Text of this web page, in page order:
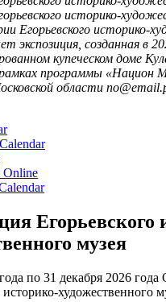
историко-
Егорьевского историко-
экспозиция, созданная в
купеческом доме
рамках программы «Национ
области
Online
Егорьевского
музея
по 31 декабря 2026 года
художественного